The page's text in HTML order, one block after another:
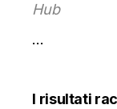
Hub
…
I risultati